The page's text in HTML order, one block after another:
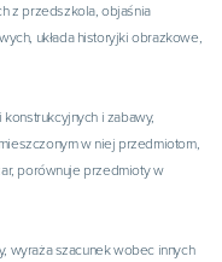
z przedszkola, objaśnia
układa historyjki obrazkowe,
w niej przedmiotom,
porównuje przedmioty w
wyraża szacunek wobec innych